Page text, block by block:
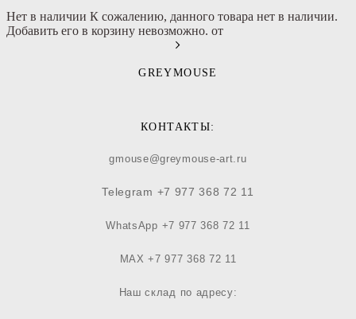
Нет в наличии К сожалению, данного товара нет в наличии.
Добавить его в корзину невозможно. от
​GREYMOUSE
КОНТАКТЫ:
gmouse@greymouse-art.ru
Telegram +7 977 368 72 11
WhatsApp +7 977 368 72 11
MAX +7 977 368 72 11
Наш склад по адресу: